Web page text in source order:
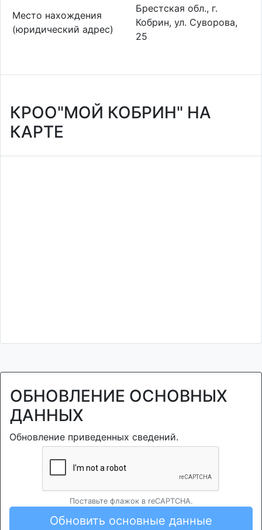
Место нахождения
(юридический адрес)
Брестская обл., г.
Кобрин, ул. Суворова,
25
КРОО"МОЙ КОБРИН" НА
КАРТЕ
ОБНОВЛЕНИЕ ОСНОВНЫХ
ДАННЫХ
Обновление приведенных сведений.
Поставьте флажок в reCAPTCHA.
Обновить основные данные